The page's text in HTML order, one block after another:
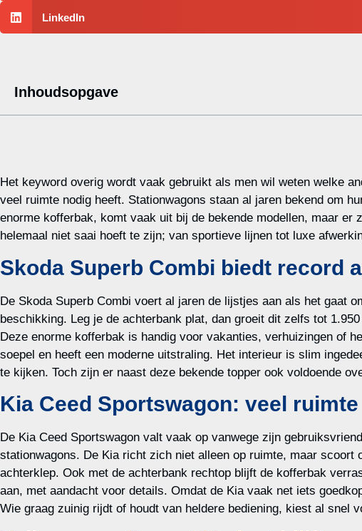
LinkedIn
Inhoudsopgave
Het keyword overig wordt vaak gebruikt als men wil weten welke
veel ruimte nodig heeft. Stationwagons staan al jaren bekend om
enorme kofferbak, komt vaak uit bij de bekende modellen, maar
helemaal niet saai hoeft te zijn; van sportieve lijnen tot luxe
Skoda Superb Combi biedt record
De Skoda Superb Combi voert al jaren de lijstjes aan als het gaat
beschikking. Leg je de achterbank plat, dan groeit dit zelfs tot
Deze enorme kofferbak is handig voor vakanties, verhuizingen of
soepel en heeft een moderne uitstraling. Het interieur is slim
te kijken. Toch zijn er naast deze bekende topper ook voldoende
Kia Ceed Sportswagon: veel
De Kia Ceed Sportswagon valt vaak op vanwege zijn
stationwagons. De Kia richt zich niet alleen op ruimte, maar
achterklep. Ook met de achterbank rechtop blijft de kofferbak
aan, met aandacht voor details. Omdat de Kia vaak net iets
Wie graag zuinig rijdt of houdt van heldere bediening, kiest al snel